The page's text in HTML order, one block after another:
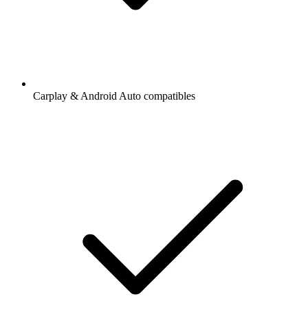
Carplay & Android Auto compatibles